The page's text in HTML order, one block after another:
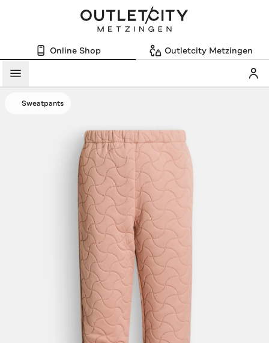
Online Shop Outletcity Metzingen
Menü
Sweatpants